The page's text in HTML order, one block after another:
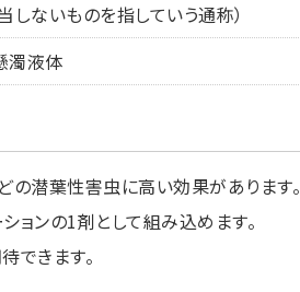
ないものを指していう通称）
濁液体
の潜葉性害虫に高い効果があります。
ョンの1剤として組み込めます。
できます。